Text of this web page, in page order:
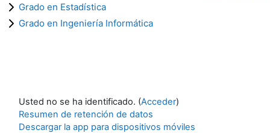
Grado en Estadística
Grado en Ingeniería Informática
Usted no se ha identificado. (Acceder)
Resumen de retención de datos
Descargar la app para dispositivos móviles